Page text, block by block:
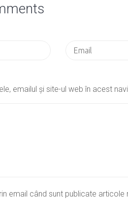
emailul și site-ul web în acest
email când sunt publicate articole